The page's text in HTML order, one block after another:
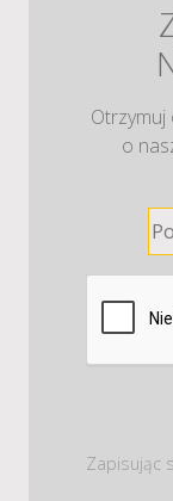
o
Zapisując